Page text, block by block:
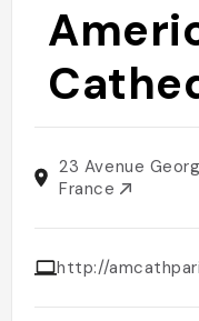
23 Avenue
France
http://